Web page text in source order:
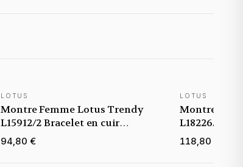
LOTUS
Montre Femme Lotus Trendy
L15912/2 Bracelet en cuir
bicolore
94,80 €
LOTUS
Montre
L18226/1
118,80 €